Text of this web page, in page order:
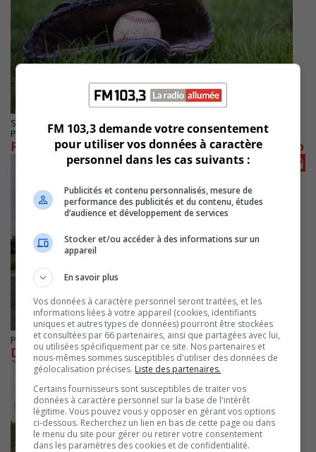
SAINT-BRUNO-DE-MONTARVILLE
Publié le 4 mars 2022 à 13h01
Réaménagement du parc Jolliet à Saint-Bruno
Publié le 24 août 2021 à 15h20
Des jeux pour les ados au parc des Semis
FM 103,3 demande votre consentement
pour utiliser vos données à caractère
personnel dans les cas suivants :
Publicités et contenu personnalisés, mesure de
performance des publicités et du contenu, études
d’audience et développement de services
Stocker et/ou accéder à des informations sur un
appareil
En savoir plus
Vos données à caractère personnel seront traitées, et les
informations liées à votre appareil (cookies, identifiants
uniques et autres types de données) pourront être stockées
et consultées par 66 partenaires, ainsi que partagées avec lui,
ou utilisées spécifiquement par ce site. Nos partenaires et
nous-mêmes sommes susceptibles d'utiliser des données de
géolocalisation précises. Liste des partenaires.
Certains fournisseurs sont susceptibles de traiter vos
données à caractère personnel sur la base de l'intérêt
légitime. Vous pouvez vous y opposer en gérant vos options
ci-dessous. Recherchez un lien en bas de cette page ou dans
le menu du site pour gérer ou retirer votre consentement
dans les paramètres des cookies et de confidentialité.